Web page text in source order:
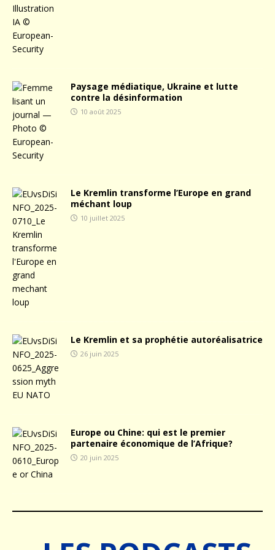
Paysage médiatique, Ukraine et lutte
contre la désinformation
10 août 2025
Le Kremlin transforme l’Europe en grand
méchant loup
10 juillet 2025
Le Kremlin et sa prophétie autoréalisatrice
26 juin 2025
Europe ou Chine: qui est le premier
partenaire économique de l’Afrique?
20 juin 2025